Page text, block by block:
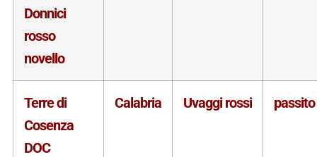
Donnici
rosso
novello
Terre di
Cosenza
DOC
Calabria Uvaggi rossi passito